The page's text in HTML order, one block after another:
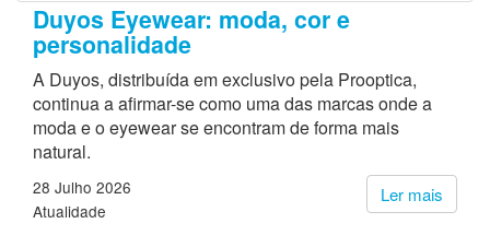
Duyos Eyewear: moda, cor e
personalidade
A Duyos, distribuída em exclusivo pela Prooptica,
continua a afirmar-se como uma das marcas onde a
moda e o eyewear se encontram de forma mais
natural.
Ler mais
28 Julho 2026
Atualidade